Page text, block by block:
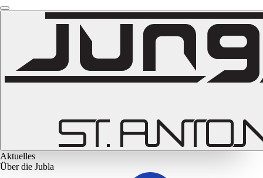
Aktuelles
Über die Jubla